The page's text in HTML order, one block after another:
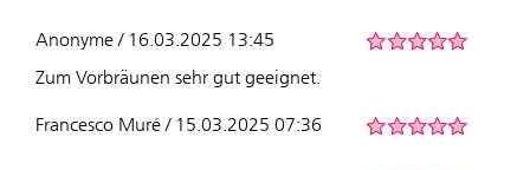
Anonyme / 16.03.2025 13:45
Zum Vorbräunen sehr gut geeignet.
Francesco Muré / 15.03.2025 07:36